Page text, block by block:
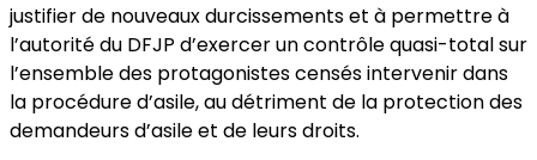
justifier de nouveaux durcissements et à permettre à
l’autorité du DFJP d’exercer un contrôle quasi-total sur
l’ensemble des protagonistes censés intervenir dans
la procédure d’asile, au détriment de la protection des
demandeurs d’asile et de leurs droits.